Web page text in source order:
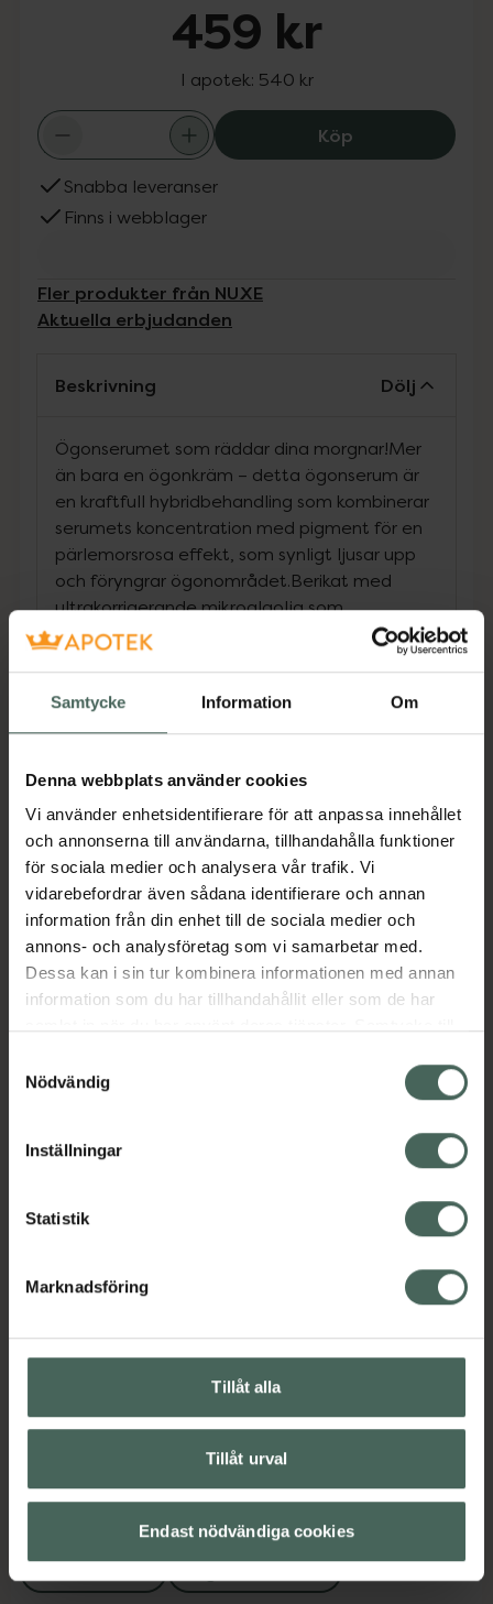
Samtycke Information Om
Denna webbplats använder cookies
Vi använder enhetsidentifierare för att anpassa innehållet
och annonserna till användarna, tillhandahålla funktioner
för sociala medier och analysera vår trafik. Vi
vidarebefordrar även sådana identifierare och annan
information från din enhet till de sociala medier och
annons- och analysföretag som vi samarbetar med.
Dessa kan i sin tur kombinera informationen med annan
information som du har tillhandahållit eller som de har
återkalla ditt samtycke via webbplatsens
cookieinställningar. Ett återkallat samtycke påverkar inte
lagligheten av behandling som skett innan återkallelsen.
Nödvändig
Inställningar
Statistik
Marknadsföring
Tillåt alla
Tillåt urval
Endast nödvändiga cookies
459 kr
I apotek: 540 kr
KöpNUXE
Snabba leveranser
Finns i webblager
Fler produkter från NUXE
Aktuella erbjudanden
Beskrivning Dölj
Ögonserumet som räddar dina morgnar!Mer
än bara en ögonkräm – detta ögonserum är
en kraftfull hybridbehandling som kombinerar
serumets koncentration med pigment för en
pärlemorsrosa effekt, som synligt ljusar upp
och föryngrar ögonområdet.Berikat med
ultrakorrigerande mikroalgolja som
koncentrerar kraften från 4 miljarder aktiva
NUXE har även valt ut expertingredienser:
hyaluronsyra, niacinamid och koffein.
ögonområdet dag efter dag.
•Ögonområdet är återfuktat och utjämnat.
•Blicken är ljusare.
•Alla typer av mörka ringar – vaskulära
(blå/lila) eller pigmenterade (bruna/svarta) –
minskar. Ögonkonturen blir genast jämnare
och mer strålande.
•Ögonkonturen ser lyft ut och huden kring
ögonen är fastare.
•Rynkor och fina linjer är reducerade.
Jämförpris
Kategorier:
Ögonserum
Innehåll Visa
Upptäck flera produkter inom
Ansiktsserum
Ansiktsvård